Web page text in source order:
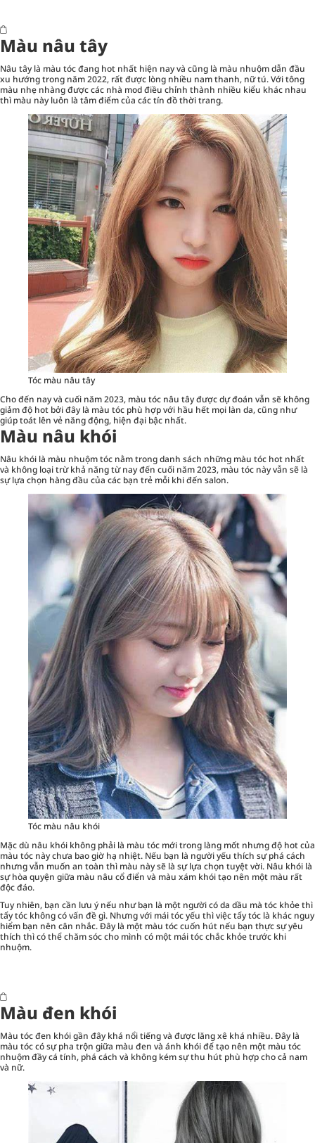
Màu nâu tây
Nâu tây là màu tóc đang hot nhất hiện nay và cũng là màu nhuộm dẫn đầu
xu hướng trong năm 2022, rất được lòng nhiều nam thanh, nữ tú. Với tông
màu nhẹ nhàng được các nhà mod điều chỉnh thành nhiều kiểu khác nhau
thì màu này luôn là tâm điểm của các tín đồ thời trang.
Tóc màu nâu tây
Cho đến nay và cuối năm 2023, màu tóc nâu tây được dự đoán vẫn sẽ không
giảm độ hot bởi đây là màu tóc phù hợp với hầu hết mọi làn da, cũng như
giúp toát lên vẻ năng động, hiện đại bậc nhất.
Màu nâu khói
Nâu khói là màu nhuộm tóc nằm trong danh sách những màu tóc hot nhất
và không loại trừ khả năng từ nay đến cuối năm 2023, màu tóc này vẫn sẽ là
sự lựa chọn hàng đầu của các bạn trẻ mỗi khi đến salon.
Tóc màu nâu khói
Mặc dù nâu khói không phải là màu tóc mới trong làng mốt nhưng độ hot của
màu tóc này chưa bao giờ hạ nhiệt. Nếu bạn là người yếu thích sự phá cách
nhưng vẫn muốn an toàn thì màu này sẽ là sự lựa chọn tuyệt vời. Nâu khói là
sự hòa quyện giữa màu nâu cổ điển và màu xám khói tạo nên một màu rất
độc đáo.
Tuy nhiên, bạn cần lưu ý nếu như bạn là một người có da dầu mà tóc khỏe thì
tẩy tóc không có vấn đề gì. Nhưng với mái tóc yếu thì việc tẩy tóc là khác nguy
hiểm bạn nên cân nhắc. Đây là một màu tóc cuốn hút nếu bạn thực sự yêu
thích thì có thể chăm sóc cho mình có một mái tóc chắc khỏe trước khi
nhuộm.
Màu đen khói
Màu tóc đen khói gần đây khá nổi tiếng và được lăng xê khá nhiều. Đây là
màu tóc có sự pha trộn giữa màu đen và ánh khói để tạo nên một màu tóc
nhuộm đầy cá tính, phá cách và không kém sự thu hút phù hợp cho cả nam
và nữ.